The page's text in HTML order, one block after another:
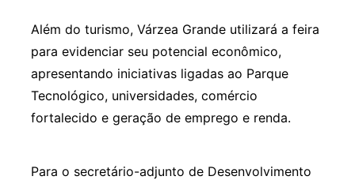
Além do turismo, Várzea Grande utilizará a feira
para evidenciar seu potencial econômico,
apresentando iniciativas ligadas ao Parque
Tecnológico, universidades, comércio
fortalecido e geração de emprego e renda.
Para o secretário-adjunto de Desenvolvimento